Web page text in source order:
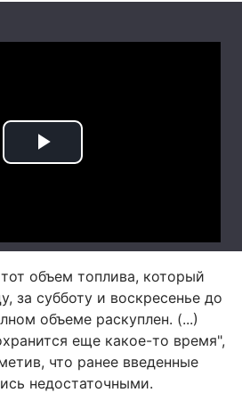
объем топлива, который
за субботу и воскресенье до
объеме раскуплен. (...)
еще какое-то время",
что ранее введенные
недостаточными.